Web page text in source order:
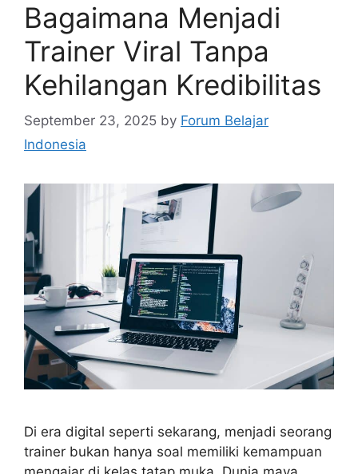
Bagaimana Menjadi
Trainer Viral Tanpa
Kehilangan Kredibilitas
September 23, 2025 by Forum Belajar
Indonesia
Di era digital seperti sekarang, menjadi seorang
trainer bukan hanya soal memiliki kemampuan